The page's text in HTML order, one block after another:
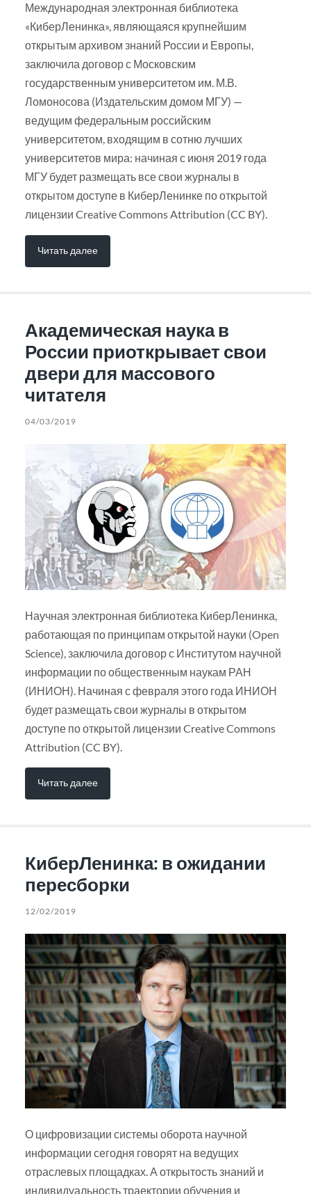
Международная электронная библиотека
«КиберЛенинка», являющаяся крупнейшим
открытым архивом знаний России и Европы,
заключила договор с Московским
государственным университетом им. М.В.
Ломоносова (Издательским домом МГУ) —
ведущим федеральным российским
университетом, входящим в сотню лучших
университетов мира: начиная с июня 2019 года
МГУ будет размещать все свои журналы в
открытом доступе в КиберЛенинке по открытой
лицензии Creative Commons Attribution (CC BY).
Читать далее
Академическая наука в
России приоткрывает свои
двери для массового
читателя
04/03/2019
Научная электронная библиотека КиберЛенинка,
работающая по принципам открытой науки (Open
Science), заключила договор с Институтом научной
информации по общественным наукам РАН
(ИНИОН). Начиная с февраля этого года ИНИОН
будет размещать свои журналы в открытом
доступе по открытой лицензии Creative Commons
Attribution (CC BY).
Читать далее
КиберЛенинка: в ожидании
пересборки
12/02/2019
О цифровизации системы оборота научной
информации сегодня говорят на ведущих
отраслевых площадках. А открытость знаний и
индивидуальность траектории обучения и